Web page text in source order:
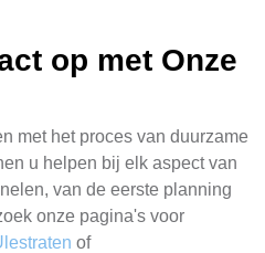
op met Onze
met het proces van duurzame
u helpen bij elk aspect van
van de eerste planning
onze pagina's voor
of